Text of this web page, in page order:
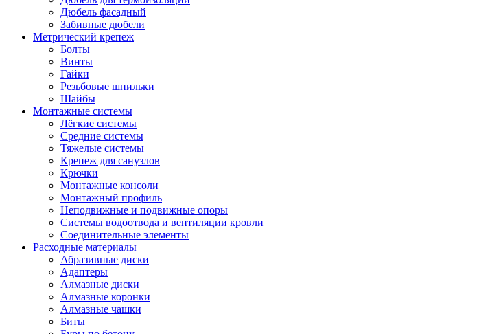
Дюбель фасадный
Забивные дюбели
Метрический крепеж
Болты
Винты
Гайки
Резьбовые шпильки
Шайбы
Монтажные системы
Лёгкие системы
Средние системы
Тяжелые системы
Крепеж для санузлов
Крючки
Монтажные консоли
Монтажный профиль
Неподвижные и подвижные опоры
Системы водоотвода и вентиляции кровли
Соединительные элементы
Расходные материалы
Абразивные диски
Адаптеры
Алмазные диски
Алмазные коронки
Алмазные чашки
Биты